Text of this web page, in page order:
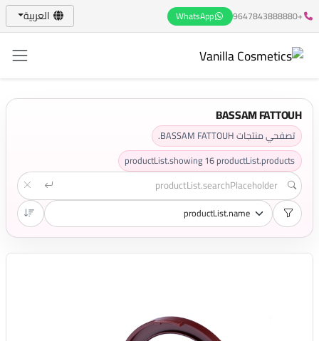
+9647843888880
WhatsApp العربية
BASSAM FATTOUH
تصفحي منتجات BASSAM FATTOUH.
productList.showing16productList.products